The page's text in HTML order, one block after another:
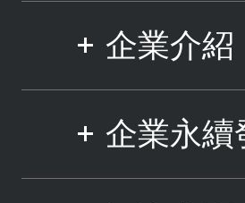
企業介紹
企業永續